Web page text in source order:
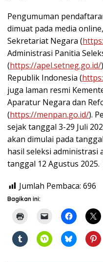
Pengumuman
dimuat pada media
Sekretariat Negara (
Administrasi Panitia
(https://apel.setneg.go.id/
Republik Indonesia (
juga laman resmi
Aparatur Negara dan
(https://menpan.go.id/).
sejak tanggal 3-29 Juli
akan dimulai pada
hasil seleksi administrasi
tanggal 12 Agustus 2025.
Jumlah Pembaca: 696
Bagikan ini: